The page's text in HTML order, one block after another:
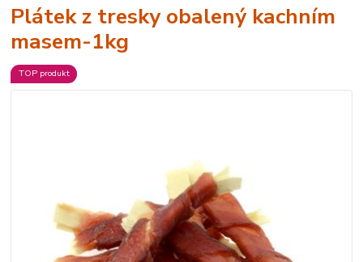
Plátek z tresky obalený kachním
masem-1kg
TOP produkt